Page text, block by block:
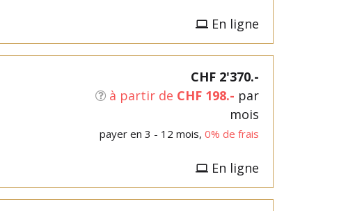
En ligne
CHF 2'370.-
à partir de CHF 198.- par
mois
payer en 3 - 12 mois, 0% de frais
En ligne